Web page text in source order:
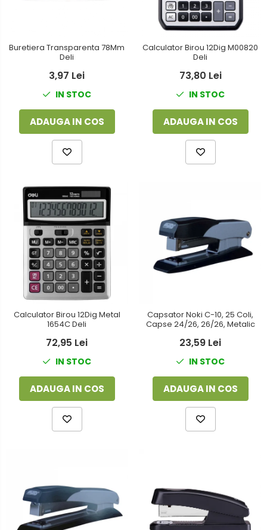
Buretiera Transparenta 78Mm
Deli
3,97 Lei
IN STOC
ADAUGA IN COS
Calculator Birou 12Dig M00820
Deli
73,80 Lei
IN STOC
ADAUGA IN COS
Calculator Birou 12Dig Metal
1654C Deli
72,95 Lei
IN STOC
ADAUGA IN COS
Capsator Noki C-10, 25 Coli,
Capse 24/26, 26/26, Metalic
23,59 Lei
IN STOC
ADAUGA IN COS